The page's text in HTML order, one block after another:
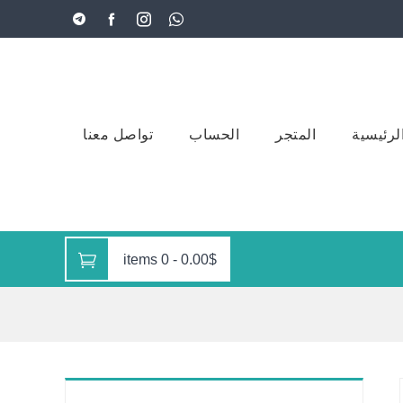
المتجر الحساب تواصل معنا
0.00$
-
0 items